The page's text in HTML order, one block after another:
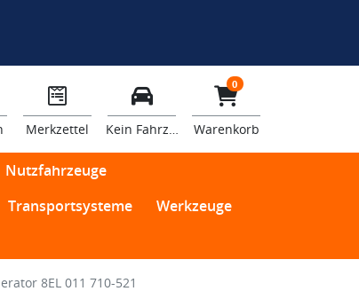
Merkzettel Kein Fahrzeug
0
Warenkorb
Nutzfahrzeuge
Transportsysteme
Werkzeuge
8EL 011 710-521